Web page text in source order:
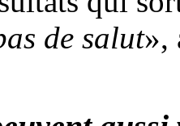
de salut»,